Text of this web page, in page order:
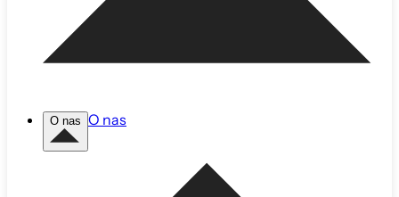
O nas O nas